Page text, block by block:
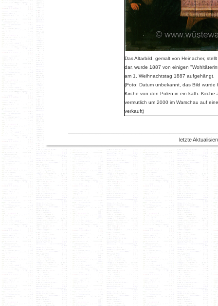
Das Altarbild, gemalt von Heinacher,
dar, wurde 1887 von einigen
am 1. Weihnachtstag 1887 aufgehängt.
(Foto: Datum unbekannt, das Bild wurde
Kirche von den Polen in ein kath. Kirche
vermutlich um 2000 im Warschau auf
verkauft)
letzte